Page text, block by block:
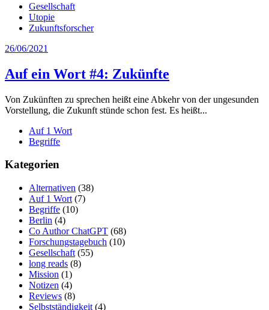
Gesellschaft
Utopie
Zukunftsforscher
26/06/2021
Auf ein Wort #4: Zukünfte
Von Zukünften zu sprechen heißt eine Abkehr von der ungesunden
Vorstellung, die Zukunft stünde schon fest. Es heißt...
Auf 1 Wort
Begriffe
Kategorien
Alternativen (38)
Auf 1 Wort (7)
Begriffe (10)
Berlin (4)
Co Author ChatGPT (68)
Forschungstagebuch (10)
Gesellschaft (55)
long reads (8)
Mission (1)
Notizen (4)
Reviews (8)
Selbstständigkeit (4)